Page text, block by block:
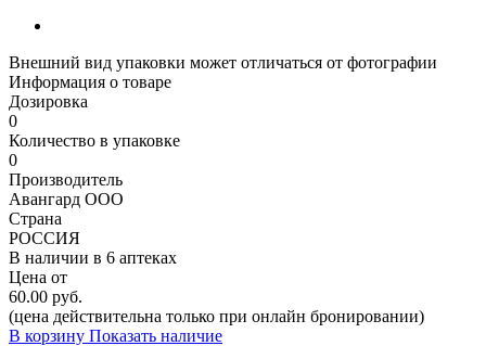
Внешний вид упаковки может отличаться от фотографии
Информация о товаре
Дозировка
0
Количество в упаковке
0
Производитель
Авангард ООО
Страна
РОССИЯ
В наличии в 6 аптеках
Цена от
60.00 руб.
(цена действительна только при онлайн бронировании)
В корзину Показать наличие